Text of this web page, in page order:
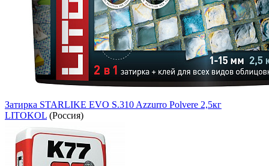
Затирка STARLIKE EVO S.310 Azzurro Polvere 2,5кг
LITOKOL (Россия)